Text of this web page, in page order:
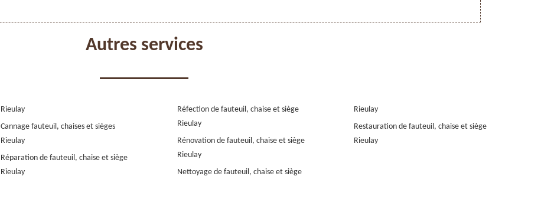
Autres services
Rieulay
Cannage fauteuil, chaises et sièges
Rieulay
Réparation de fauteuil, chaise et siège
Rieulay
Réfection de fauteuil, chaise et siège
Rieulay
Rénovation de fauteuil, chaise et siège
Rieulay
Nettoyage de fauteuil, chaise et siège
Rieulay
Restauration de fauteuil, chaise et siège
Rieulay